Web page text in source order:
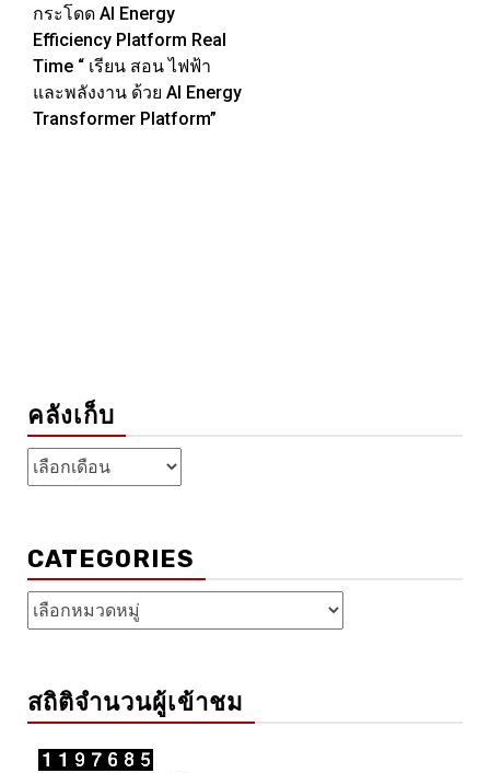
กระโดด AI Energy
Efficiency Platform Real
Time “ เรียน สอน ไฟฟ้า
และพลังงาน ด้วย AI Energy
Transformer Platform”
คลังเก็บ
คลัง
เก็บ
CATEGORIES
Categories
สถิติจำนวนผู้เข้าชม